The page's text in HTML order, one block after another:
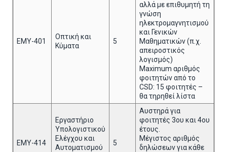
ΕΜΥ-401
Οπτική και
Κύματα
5
αλλά με επιθυμητή τη
γνώση
ηλεκτρομαγνητισμού
και Γενικών
Μαθηματικών (π.χ.
απειροστικός
λογισμός)
Maximum αριθμός
φοιτητών από το
CSD: 15 φοιτητές –
θα τηρηθεί λίστα
ΕΜΥ-414
Εργαστήριο
Υπολογιστικού
Ελέγχου και
Αυτοματισμού
5
Αυστηρά για
φοιτητές 3ου και 4ου
έτους.
Μέγιστος αριθμός
δηλώσεων για κάθε